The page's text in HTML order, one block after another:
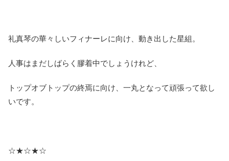
礼真琴の華々しいフィナーレに向け、動き出した星組。
人事はまだしばらく膠着中でしょうけれど、
トップオブトップの終焉に向け、一丸となって頑張って欲し
いです。
☆★☆★☆